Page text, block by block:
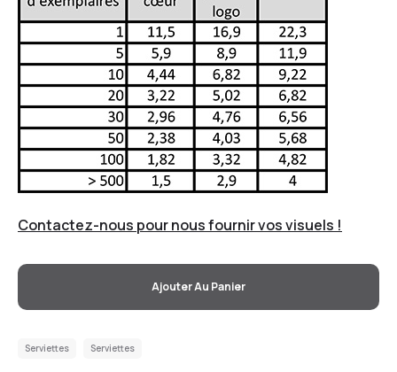
Contactez-nous pour nous fournir vos visuels !
Ajouter Au Panier
Serviettes Serviettes